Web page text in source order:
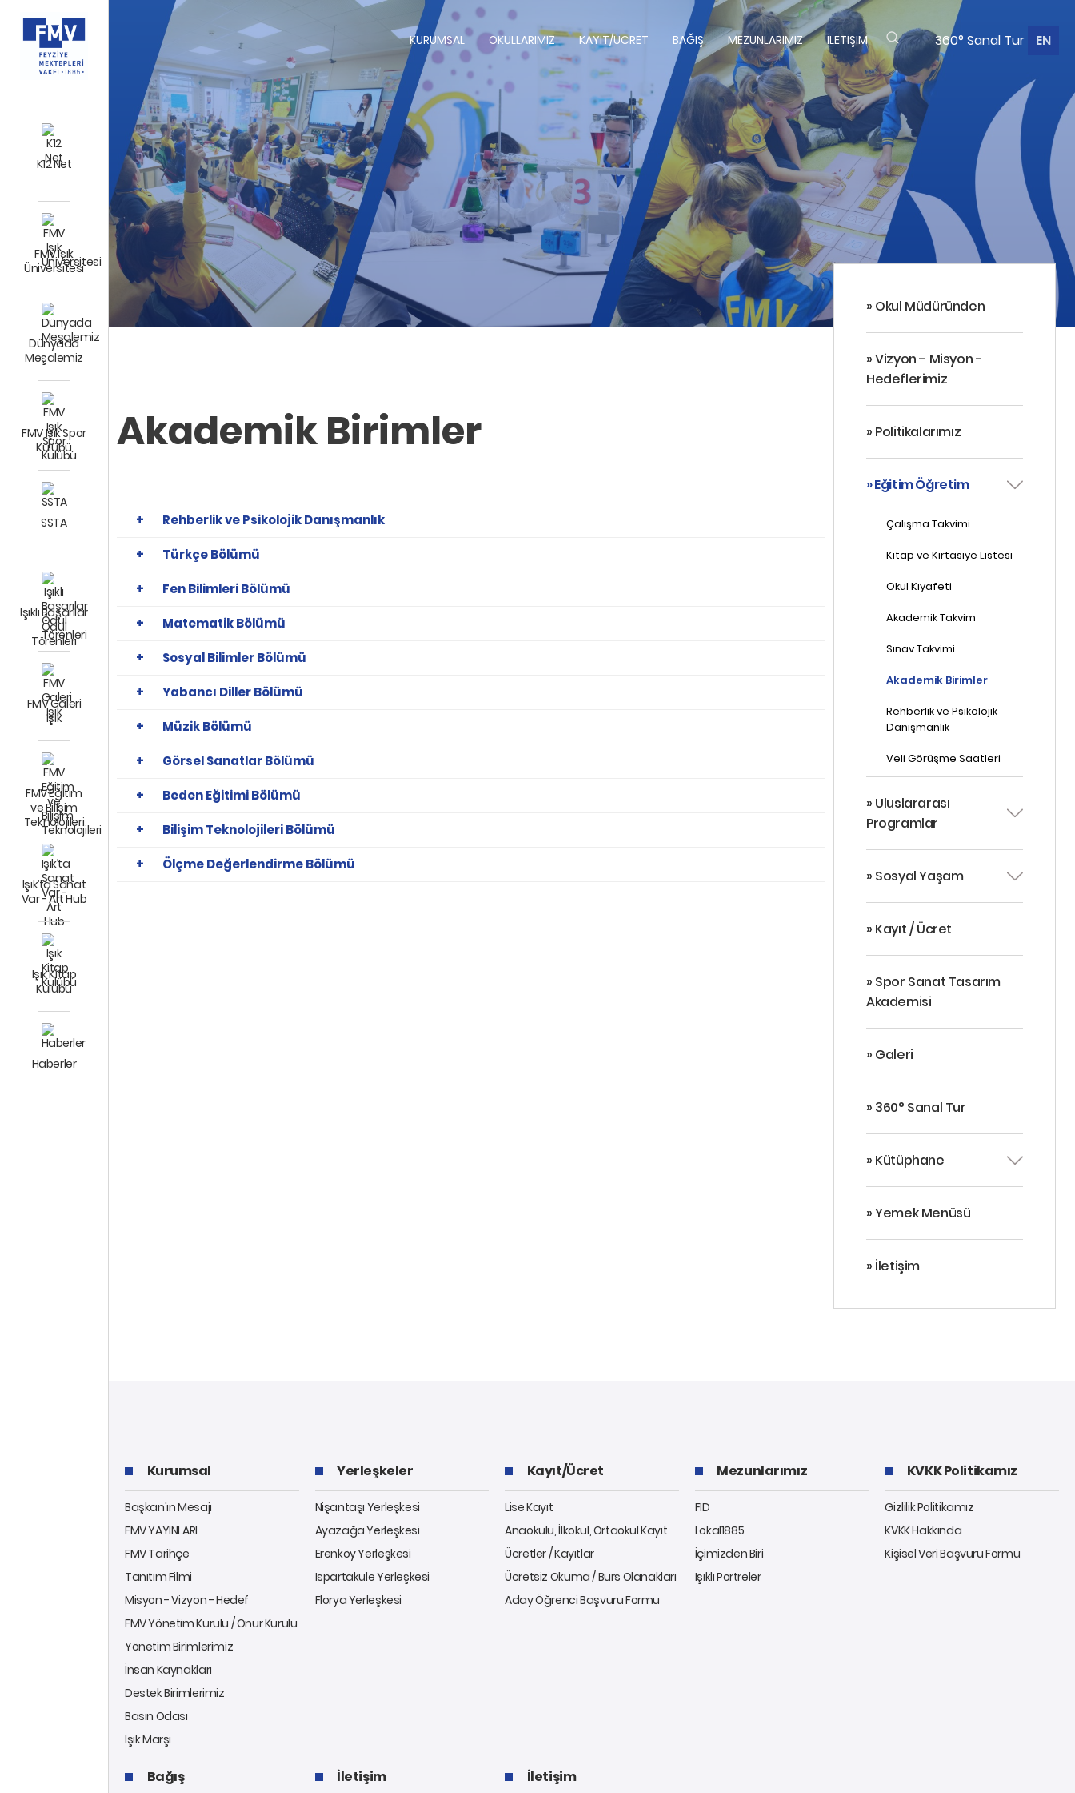
K12 Net
FMV Işık
Üniversitesi
Dünyada
Meşalemiz
FMV Işık Spor
Kulübü
SSTA
Işıklı Başarılar
Ödül
Törenleri
FMV Galeri
Işık
FMV Eğitim
ve Bilişim
Teknolojileri
Işık’ta Sanat
Var - Art Hub
Işık Kitap
Kulübü
Haberler
KURUMSAL OKULLARIMIZ KAYIT/ÜCRET BAĞIŞ MEZUNLARIMIZ İLETIŞIM 360° Sanal Tur EN
Akademik Birimler
Rehberlik ve Psikolojik Danışmanlık
Türkçe Bölümü
Fen Bilimleri Bölümü
Matematik Bölümü
Sosyal Bilimler Bölümü
Yabancı Diller Bölümü
Müzik Bölümü
Görsel Sanatlar Bölümü
Beden Eğitimi Bölümü
Bilişim Teknolojileri Bölümü
Ölçme Değerlendirme Bölümü
» Okul Müdüründen
» Vizyon - Misyon -
Hedeflerimiz
» Politikalarımız
» Eğitim Öğretim
Çalışma Takvimi
Kitap ve Kırtasiye Listesi
Okul Kıyafeti
Akademik Takvim
Sınav Takvimi
Akademik Birimler
Rehberlik ve Psikolojik
Danışmanlık
Veli Görüşme Saatleri
» Uluslararası
Programlar
» Sosyal Yaşam
» Kayıt / Ücret
» Spor Sanat Tasarım
Akademisi
» Galeri
» 360° Sanal Tur
» Kütüphane
» Yemek Menüsü
» İletişim
Kurumsal
Başkan'ın Mesajı
FMV YAYINLARI
FMV Tarihçe
Tanıtım Filmi
Misyon - Vizyon - Hedef
FMV Yönetim Kurulu / Onur Kurulu
Yönetim Birimlerimiz
İnsan Kaynakları
Destek Birimlerimiz
Basın Odası
Işık Marşı
Yerleşkeler
Nişantaşı Yerleşkesi
Ayazağa Yerleşkesi
Erenköy Yerleşkesi
Ispartakule Yerleşkesi
Florya Yerleşkesi
Kayıt/Ücret
Lise Kayıt
Anaokulu, İlkokul, Ortaokul Kayıt
Ücretler / Kayıtlar
Ücretsiz Okuma / Burs Olanakları
Aday Öğrenci Başvuru Formu
Mezunlarımız
FID
Lokal1885
İçimizden Biri
Işıklı Portreler
KVKK Politikamız
Gizlilik Politikamız
KVKK Hakkında
Kişisel Veri Başvuru Formu
Bağış İletişim İletişim